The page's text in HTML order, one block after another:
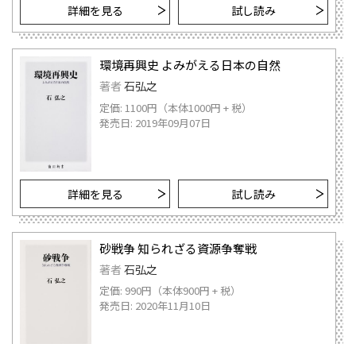
詳細を見る 試し読み
環境再興史 よみがえる日本の自然
著者 石弘之
定価: 1100円（本体1000円 + 税）
発売日: 2019年09月07日
詳細を見る 試し読み
砂戦争 知られざる資源争奪戦
著者 石弘之
定価: 990円（本体900円 + 税）
発売日: 2020年11月10日